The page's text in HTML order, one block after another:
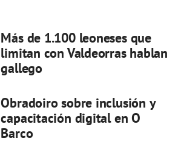
Más de 1.100 leoneses que
limitan con Valdeorras hablan
gallego
Obradoiro sobre inclusión y
capacitación digital en O
Barco